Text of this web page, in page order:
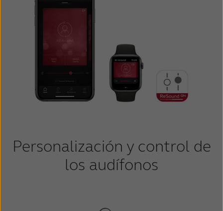
Personalización y control de
los audífonos